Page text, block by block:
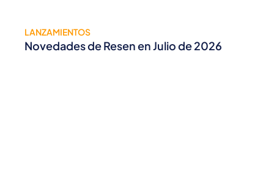
LANZAMIENTOS
Novedades de Resen en Julio de 2026